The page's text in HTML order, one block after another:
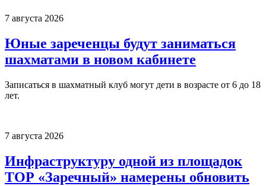
7 августа 2026
Юные зареченцы будут заниматься
шахматами в новом кабинете
Записаться в шахматный клуб могут дети в возрасте от 6 до 18
лет.
7 августа 2026
Инфраструктуру одной из площадок
ТОР «Заречный» намерены обновить